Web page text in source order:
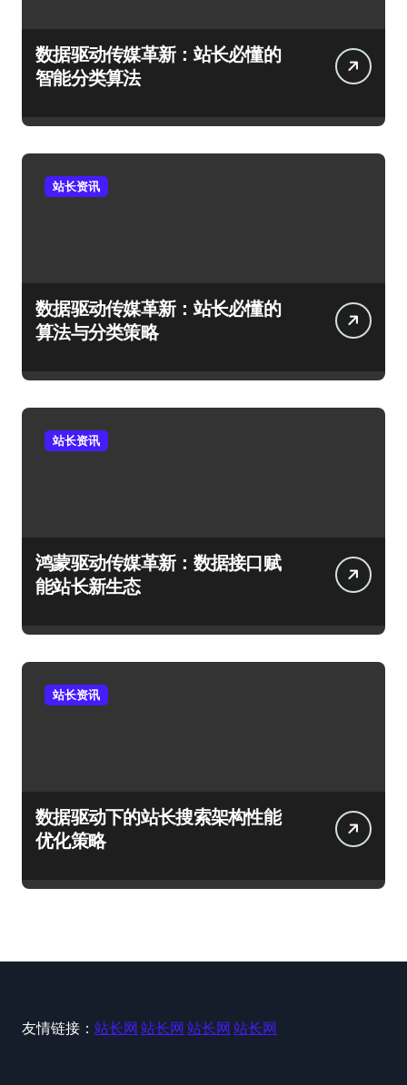
数据驱动传媒革新：站长必懂的
智能分类算法
站长资讯
数据驱动传媒革新：站长必懂的
算法与分类策略
站长资讯
鸿蒙驱动传媒革新：数据接口赋
能站长新生态
站长资讯
数据驱动下的站长搜索架构性能
优化策略
友情链接： 站长网 站长网 站长网 站长网